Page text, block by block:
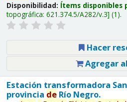
Disponibilidad: Ítems disponibles
topográfica: 621.374.5/A282/v.3 (1).
Hacer
Agregar
Estación transformadora
provincia deRío Negro.